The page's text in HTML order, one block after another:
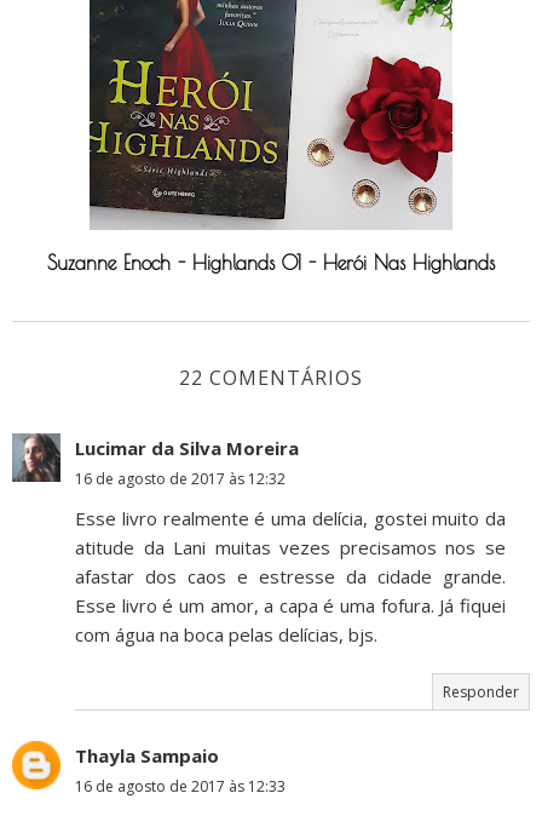
Suzanne Enoch - Highlands 01 - Herói Nas Highlands
22 COMENTÁRIOS
Lucimar da Silva Moreira
16 de agosto de 2017 às 12:32
Esse livro realmente é uma delícia, gostei muito da
atitude da Lani muitas vezes precisamos nos se
afastar dos caos e estresse da cidade grande.
Esse livro é um amor, a capa é uma fofura. Já fiquei
com água na boca pelas delícias, bjs.
Responder
Thayla Sampaio
16 de agosto de 2017 às 12:33